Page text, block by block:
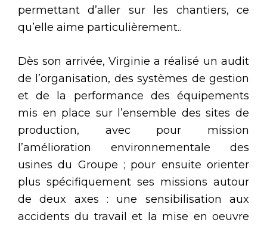
permettant d’aller sur les chantiers, ce
qu’elle aime particulièrement..
Dès son arrivée, Virginie a réalisé un audit
de l’organisation, des systèmes de gestion
et de la performance des équipements
mis en place sur l’ensemble des sites de
production, avec pour mission
l’amélioration environnementale des
usines du Groupe ; pour ensuite orienter
plus spécifiquement ses missions autour
de deux axes : une sensibilisation aux
accidents du travail et la mise en oeuvre